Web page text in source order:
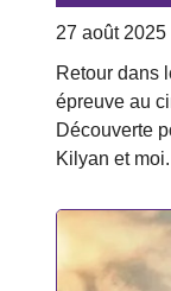
27 août 2025
Retour dans
épreuve au
Découverte
Kilyan et